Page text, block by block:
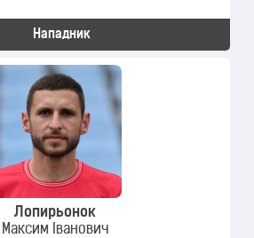
Нападник
Лопирьонок
Максим Іванович